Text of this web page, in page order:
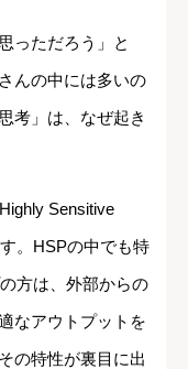
っただろう」と
んの中には多いの
考」は、なぜ起き
Sensitive
。HSPの中でも特
方は、外部からの
なアウトプットを
の特性が裏目に出